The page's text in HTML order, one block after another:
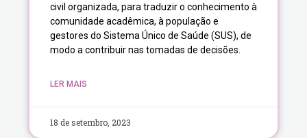
civil organizada, para traduzir o conhecimento à
comunidade acadêmica, à população e
gestores do Sistema Único de Saúde (SUS), de
modo a contribuir nas tomadas de decisões.
LER MAIS
18 de setembro, 2023